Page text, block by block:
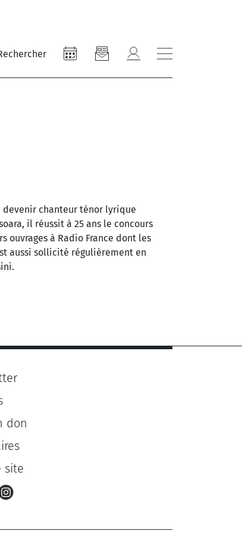
devenir chanteur ténor lyrique
il réussit à 25 ans le concours
ouvrages à Radio France dont les
aussi sollicité régulièrement en
don
site